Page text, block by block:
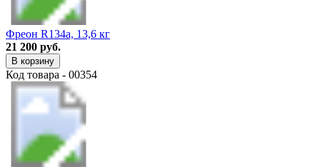
Фреон R134a, 13,6 кг
21 200 руб.
В корзину
Код товара - 00354